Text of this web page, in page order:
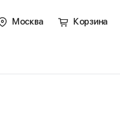
Москва Корзина